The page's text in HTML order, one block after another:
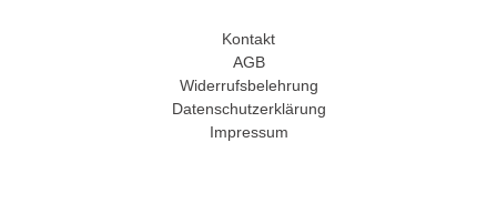
Kontakt
AGB
Widerrufsbelehrung
Datenschutzerklärung
Impressum